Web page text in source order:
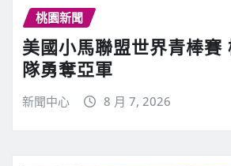
桃園新聞
美國小馬聯盟世界青棒賽
隊勇奪亞軍
新聞中心 8 月 7, 2026